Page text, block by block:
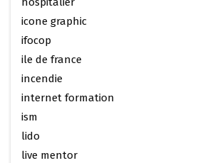
icone graphic
ifocop
ile de france
incendie
internet formation
ism
lido
live mentor